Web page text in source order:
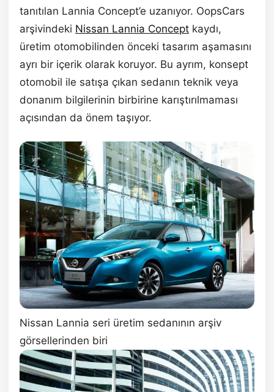
tanıtılan Lannia Concept’e uzanıyor. OopsCars
arşivindeki Nissan Lannia Concept kaydı,
üretim otomobilinden önceki tasarım aşamasını
ayrı bir içerik olarak koruyor. Bu ayrım, konsept
otomobil ile satışa çıkan sedanın teknik veya
donanım bilgilerinin birbirine karıştırılmaması
açısından da önem taşıyor.
Nissan Lannia seri üretim sedanının arşiv
görsellerinden biri